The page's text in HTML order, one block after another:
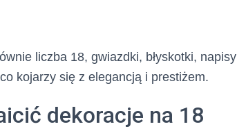
liczba 18, gwiazdki, błyskotki, napisy
kojarzy się z elegancją i prestiżem.
dekoracje na 18